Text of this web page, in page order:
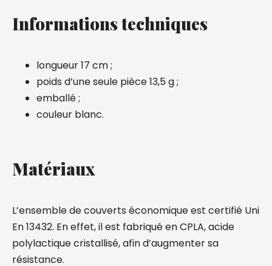
Informations techniques
longueur 17 cm ;
poids d’une seule pièce 13,5 g ;
emballé ;
couleur blanc.
Matériaux
L’ensemble de couverts économique est certifié Uni
En 13432. En effet, il est fabriqué en CPLA, acide
polylactique cristallisé, afin d’augmenter sa
résistance.